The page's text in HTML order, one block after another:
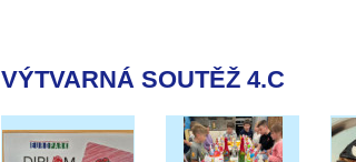
VÝTVARNÁ SOUTĚŽ 4.C